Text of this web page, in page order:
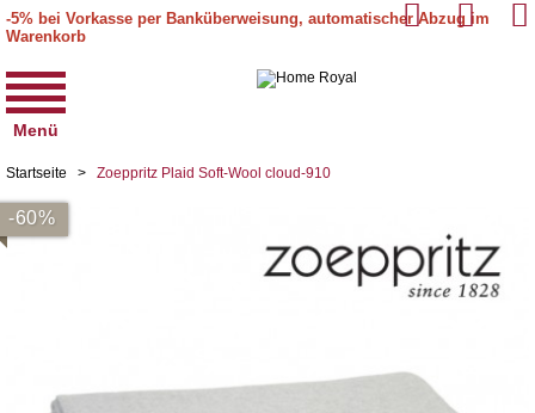
-5% bei Vorkasse per Banküberweisung, automatischer Abzug im
Warenkorb
Menü
Startseite > Zoeppritz Plaid Soft-Wool cloud-910
-60%